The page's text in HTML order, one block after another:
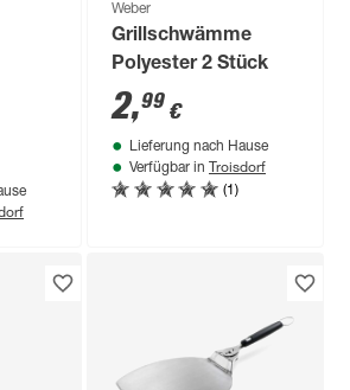
Weber
Grillschwämme
Polyester 2 Stück
2,99 €
Lieferung nach Hause
Verfügbar in Troisdorf
(1)